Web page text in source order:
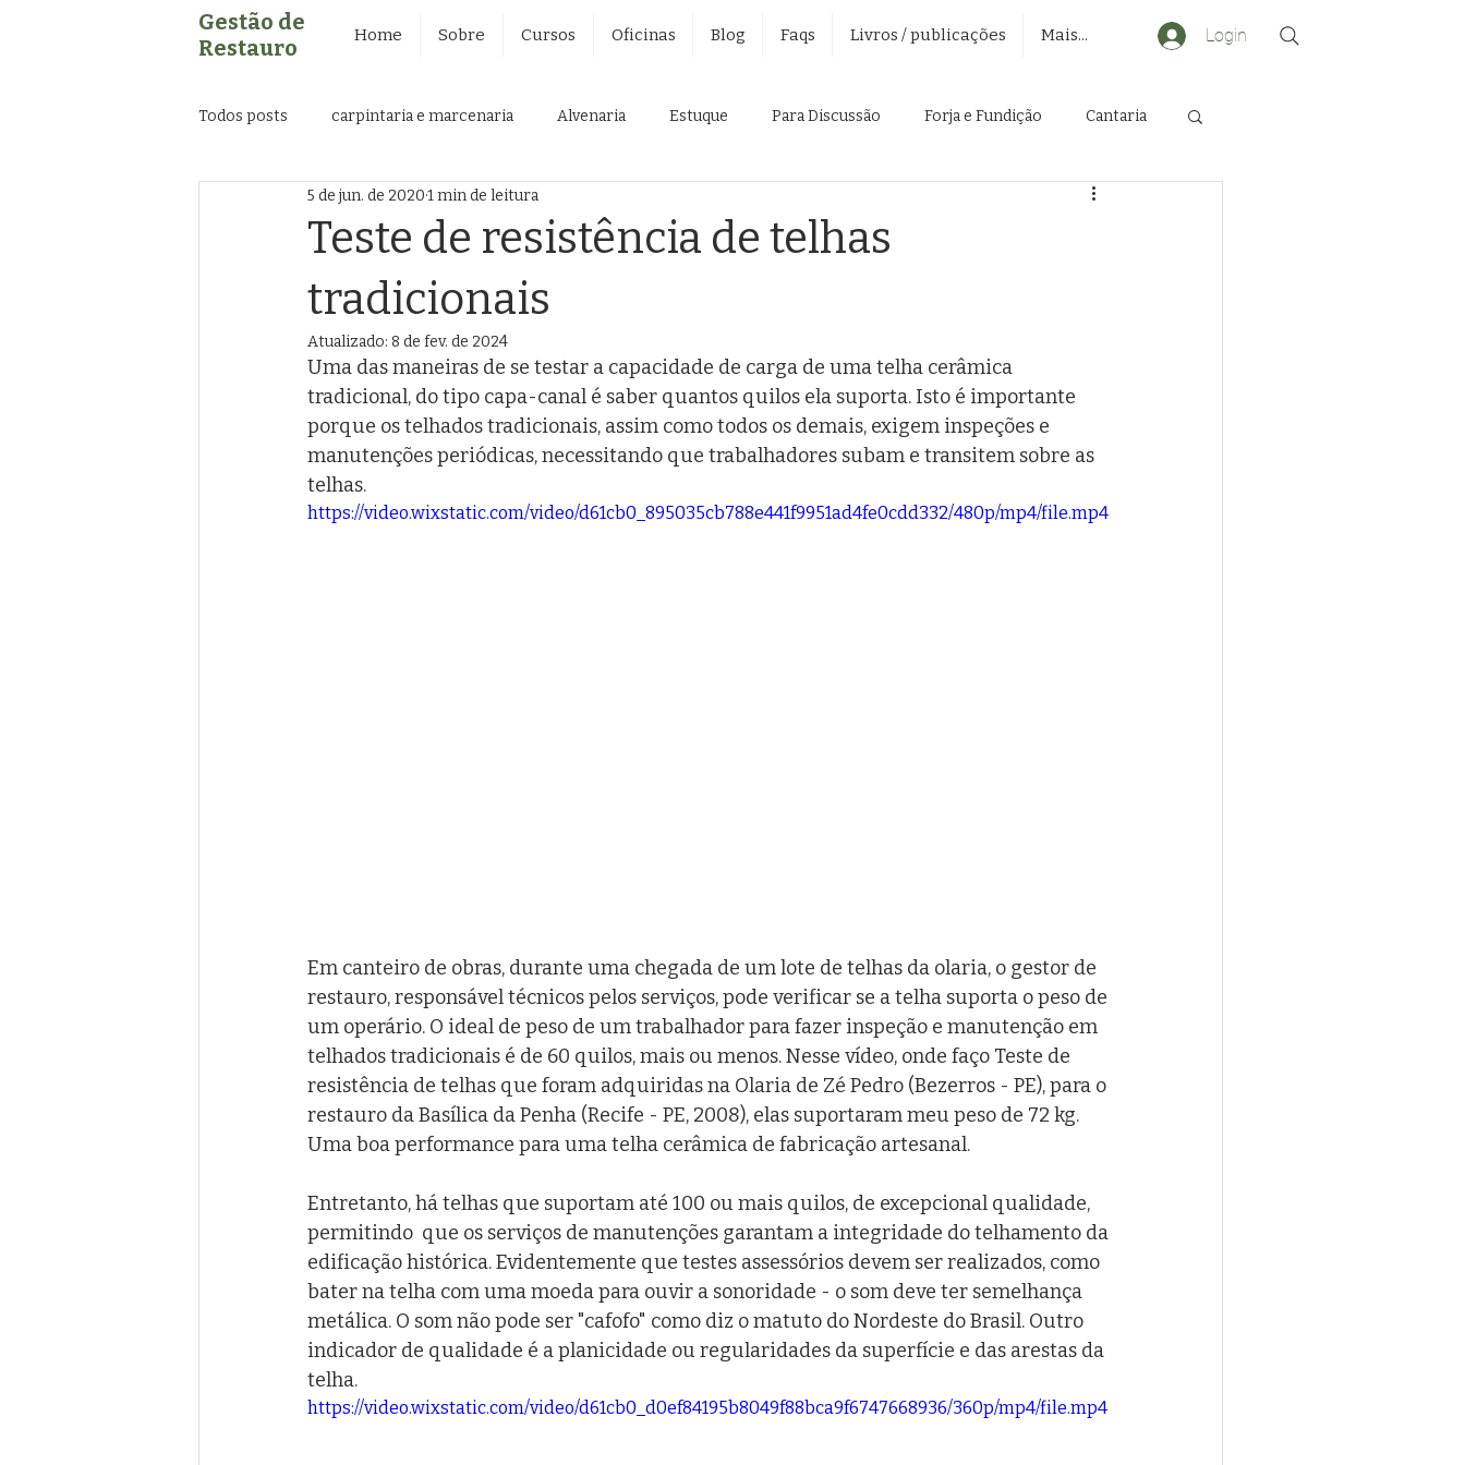
Gestão de
Restauro
Home Sobre Cursos Oficinas Blog Faqs Livros / publicações Mais... Login
Todos posts carpintaria e marcenaria Alvenaria Estuque Para Discussão Forja e Fundição Cantaria
Patrimônio Construído Gestão de Riscos
Gestão de Crise Revitalização Telhados Tradicionais
Teste de resistência de telhas
tradicionais
5 de jun. de 20201 min de leitura
Atualizado: 8 de fev. de 2024
Uma das maneiras de se testar a capacidade de carga de uma telha cerâmica
tradicional, do tipo capa-canal é saber quantos quilos ela suporta. Isto é importante
porque os telhados tradicionais, assim como todos os demais, exigem inspeções e
manutenções periódicas, necessitando que trabalhadores subam e transitem sobre as
telhas.
https://video.wixstatic.com/video/d61cb0_895035cb788e441f9951ad4fe0cdd332/480p/mp4/file.mp4
Em canteiro de obras, durante uma chegada de um lote de telhas da olaria, o gestor de
restauro, responsável técnicos pelos serviços, pode verificar se a telha suporta o peso de
um operário. O ideal de peso de um trabalhador para fazer inspeção e manutenção em
telhados tradicionais é de 60 quilos, mais ou menos. Nesse vídeo, onde faço Teste de
resistência de telhas que foram adquiridas na Olaria de Zé Pedro (Bezerros - PE), para o
restauro da Basílica da Penha (Recife - PE, 2008), elas suportaram meu peso de 72 kg.
Uma boa performance para uma telha cerâmica de fabricação artesanal.
Entretanto, há telhas que suportam até 100 ou mais quilos, de excepcional qualidade,
permitindo  que os serviços de manutenções garantam a integridade do telhamento da
edificação histórica. Evidentemente que testes assessórios devem ser realizados, como
bater na telha com uma moeda para ouvir a sonoridade - o som deve ter semelhança
metálica. O som não pode ser "cafofo" como diz o matuto do Nordeste do Brasil. Outro
indicador de qualidade é a planicidade ou regularidades da superfície e das arestas da
telha.
https://video.wixstatic.com/video/d61cb0_d0ef84195b8049f88bca9f6747668936/360p/mp4/file.mp4